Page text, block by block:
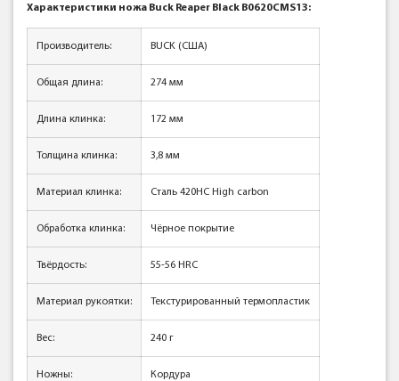
Характеристики ножа Buck Reaper Black B0620CMS13:
Производитель: BUCK (США)
Общая длина: 274 мм
Длина клинка: 172 мм
Толщина клинка: 3,8 мм
Материал клинка: Сталь 420НС High carbon
Обработка клинка: Чёрное покрытие
Твёрдость: 55-56 HRC
Материал рукоятки: Текстурированный термопластик
Вес: 240 г
Ножны: Кордура